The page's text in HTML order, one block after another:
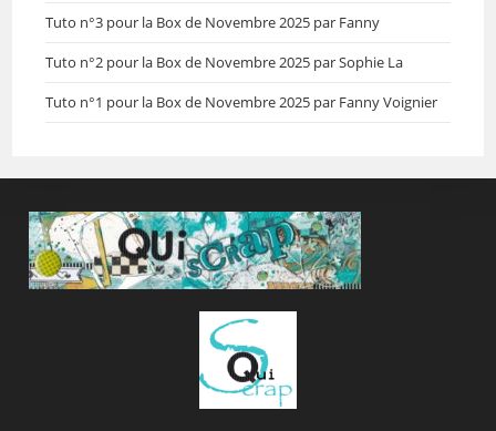
Tuto n°3 pour la Box de Novembre 2025 par Fanny
Tuto n°2 pour la Box de Novembre 2025 par Sophie La
Tuto n°1 pour la Box de Novembre 2025 par Fanny Voignier